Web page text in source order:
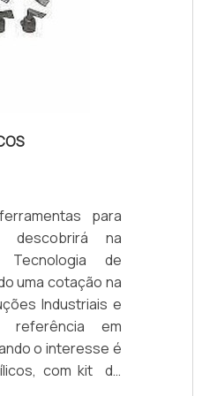
para
descobrirá na
de
uma cotação na
Industriais e
referência em
o interesse é
com kit de
Forsthoff